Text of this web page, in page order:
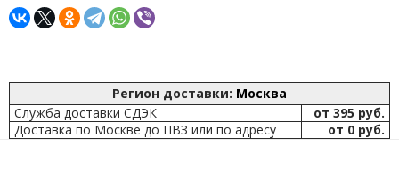
Регион доставки: Москва
Служба доставки СДЭК
от 395 руб.
Доставка по Москве до ПВЗ или по адресу
от 0 руб.